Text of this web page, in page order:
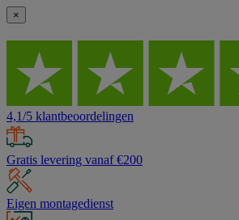
×
4,1/5 klantbeoordelingen
Gratis levering vanaf €200
Eigen montagedienst